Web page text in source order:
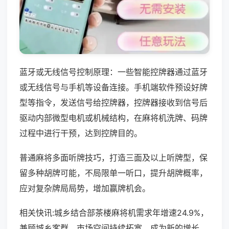
蓝牙或无线信号控制原理：一些智能控牌器通过蓝牙
或无线信号与手机等设备连接。手机端软件预设好牌
型等指令，发送信号给控牌器，控牌器接收到信号后
驱动内部微型电机或机械结构，在麻将机洗牌、码牌
过程中进行干预，达到控牌目的。
普通麻将多面听牌技巧，打造三面及以上听牌型，保
留多种胡牌可能，不局限单一听口，提升胡牌概率，
应对复杂牌局局势，增加赢牌机会。
相关快讯:城乡结合部茶楼麻将机需求年增速24.9%，